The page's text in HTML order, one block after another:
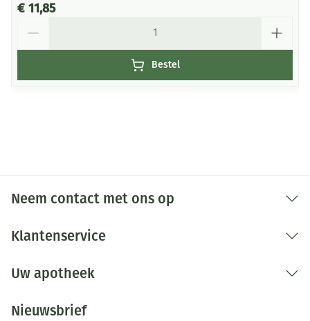
€ 11,85
Bestel
Neem contact met ons op
Klantenservice
Uw apotheek
Nieuwsbrief